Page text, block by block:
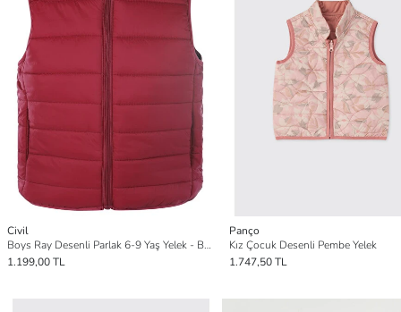
Civil
Boys Ray Desenli Parlak 6-9 Yaş Yelek - Bordo
1.199,00 TL
Panço
Kız Çocuk Desenli Pembe Yelek
1.747,50 TL